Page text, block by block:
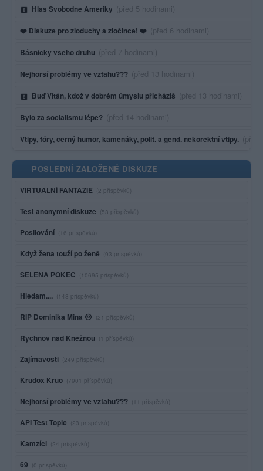
Hlas Svobodne Ameriky Poslední aktivita:
(před 5 hodinami)
❤️ Diskuze pro zloduchy a zločince! ❤️ Poslední aktivita:
(před 6 hodinami)
Básničky všeho druhu Poslední aktivita:
(před 7 hodinami)
Nejhorší problémy ve vztahu??? Poslední aktivita:
(před 13 hodinami)
Buď Vítán, kdož v dobrém úmyslu přicházíš Poslední aktivita:
(před 13 hodinami)
Bylo za socialismu lépe? Poslední aktivita:
(před 14 hodinami)
Vtipy, fóry, černý humor, kameňáky, polit. a gend. nekorektní vtipy. (před
POSLEDNÍ ZALOŽENÉ DISKUZE
VIRTUALNÍ FANTAZIE (2 příspěvků)
Test anonymní diskuze (53 příspěvků)
Posilování (16 příspěvků)
Když žena touží po ženě (93 příspěvků)
SELENA POKEC (10695 příspěvků)
Hledam.... (148 příspěvků)
RIP Dominika Mina 😔 (21 příspěvků)
Rychnov nad Kněžnou (1 příspěvků)
Zajímavosti (249 příspěvků)
Krudox Kruo (7901 příspěvků)
Nejhorší problémy ve vztahu??? (11 příspěvků)
API Test Topic (23 příspěvků)
Kamzíci (24 příspěvků)
69 (0 příspěvků)